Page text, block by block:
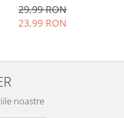
ci si
9H la
29,99 RON
23,99 RON
noastre